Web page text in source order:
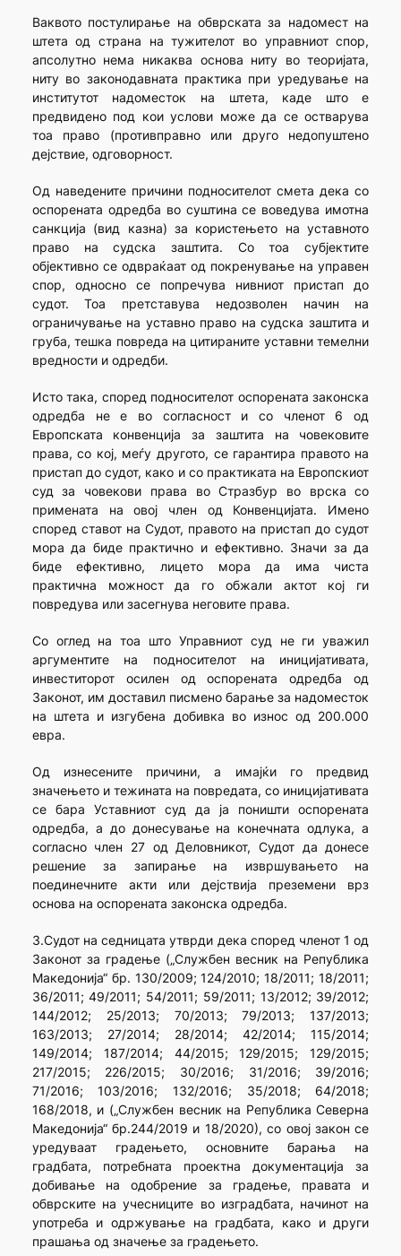
Ваквото постулирање на обврската за надомест на
штета од страна на тужителот во управниот спор,
апсолутно нема никаква основа ниту во теоријата,
ниту во законодавната практика при уредување на
институтот надоместок на штета, каде што е
предвидено под кои услови може да се остварува
тоа право (противправно или друго недопуштено
дејствие, одговорност.
Од наведените причини подносителот смета дека со
оспорената одредба во суштина се воведува имотна
санкција (вид казна) за користењето на уставното
право на судска заштита. Со тоа субјектите
објективно се одвраќаат од покренување на управен
спор, односно се попречува нивниот пристап до
судот. Тоа претставува недозволен начин на
ограничување на уставно право на судска заштита и
груба, тешка повреда на цитираните уставни темелни
вредности и одредби.
Исто така, според подносителот оспорената законска
одредба не е во согласност и со членот 6 од
Европската конвенција за заштита на човековите
права, со кој, меѓу другото, се гарантира правото на
пристап до судот, како и со практиката на Европскиот
суд за човекови права во Стразбур во врска со
примената на овој член од Конвенцијата. Имено
според ставот на Судот, правото на пристап до судот
мора да биде практично и ефективно. Значи за да
биде ефективно, лицето мора да има чиста
практична можност да го обжали актот кој ги
повредува или засегнува неговите права.
Со оглед на тоа што Управниот суд не ги уважил
аргументите на подносителот на иницијативата,
инвеститорот осилен од оспорената одредба од
Законот, им доставил писмено барање за надоместок
на штета и изгубена добивка во износ од 200.000
евра.
Од изнесените причини, а имајќи го предвид
значењето и тежината на повредата, со иницијативата
се бара Уставниот суд да ја поништи оспорената
одредба, а до донесување на конечната одлука, а
согласно член 27 од Деловникот, Судот да донесе
решение за запирање на извршувањето на
поединечните акти или дејствија преземени врз
основа на оспорената законска одредба.
3.Судот на седницата утврди дека според членот 1 од
Законот за градење („Службен весник на Република
Македонија“ бр. 130/2009; 124/2010; 18/2011; 18/2011;
36/2011; 49/2011; 54/2011; 59/2011; 13/2012; 39/2012;
144/2012; 25/2013; 70/2013; 79/2013; 137/2013;
163/2013; 27/2014; 28/2014; 42/2014; 115/2014;
149/2014; 187/2014; 44/2015; 129/2015; 129/2015;
217/2015; 226/2015; 30/2016; 31/2016; 39/2016;
71/2016; 103/2016; 132/2016; 35/2018; 64/2018;
168/2018, и („Службен весник на Република Северна
Македонија“ бр.244/2019 и 18/2020), со овој закон се
уредуваат градењето, основните барања на
градбата, потребната проектна документација за
добивање на одобрение за градење, правата и
обврските на учесниците во изградбата, начинот на
употреба и одржување на градбата, како и други
прашања од значење за градењето.